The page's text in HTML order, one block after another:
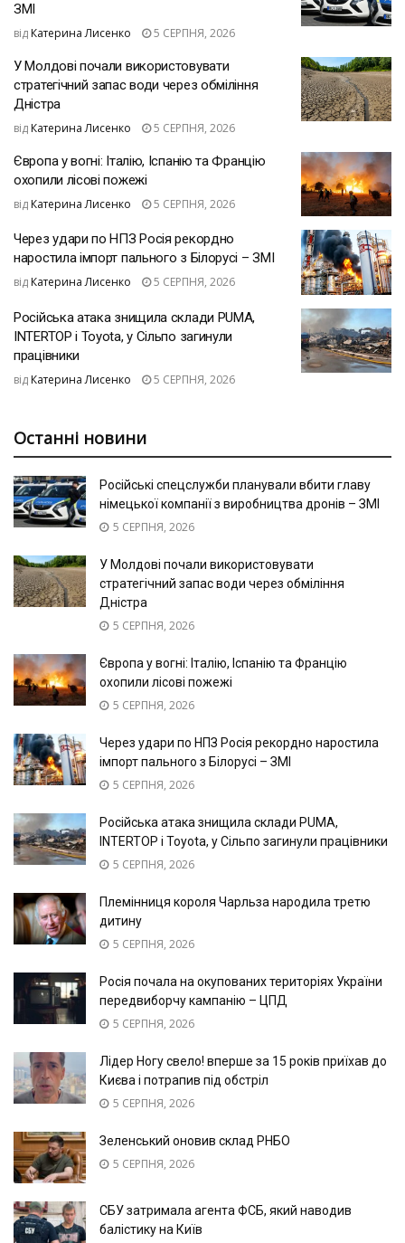
ЗМІ
від Катерина Лисенко 5 СЕРПНЯ, 2026
У Молдові почали використовувати
стратегічний запас води через обміління
Дністра
від Катерина Лисенко 5 СЕРПНЯ, 2026
Європа у вогні: Італію, Іспанію та Францію
охопили лісові пожежі
від Катерина Лисенко 5 СЕРПНЯ, 2026
Через удари по НПЗ Росія рекордно
наростила імпорт пального з Білорусі – ЗМІ
від Катерина Лисенко 5 СЕРПНЯ, 2026
Російська атака знищила склади PUMA,
INTERTOP і Toyota, у Сільпо загинули
працівники
від Катерина Лисенко 5 СЕРПНЯ, 2026
Останні новини
Російські спецслужби планували вбити главу
німецької компанії з виробництва дронів – ЗМІ
5 СЕРПНЯ, 2026
У Молдові почали використовувати
стратегічний запас води через обміління
Дністра
5 СЕРПНЯ, 2026
Європа у вогні: Італію, Іспанію та Францію
охопили лісові пожежі
5 СЕРПНЯ, 2026
Через удари по НПЗ Росія рекордно наростила
імпорт пального з Білорусі – ЗМІ
5 СЕРПНЯ, 2026
Російська атака знищила склади PUMA,
INTERTOP і Toyota, у Сільпо загинули працівники
5 СЕРПНЯ, 2026
Племінниця короля Чарльза народила третю
дитину
5 СЕРПНЯ, 2026
Росія почала на окупованих територіях України
передвиборчу кампанію – ЦПД
5 СЕРПНЯ, 2026
Лідер Ногу свело! вперше за 15 років приїхав до
Києва і потрапив під обстріл
5 СЕРПНЯ, 2026
Зеленський оновив склад РНБО
5 СЕРПНЯ, 2026
СБУ затримала агента ФСБ, який наводив
балістику на Київ